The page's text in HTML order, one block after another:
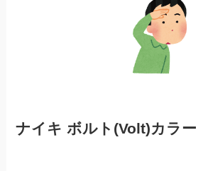
ナイキ ボルト(Volt)カラー